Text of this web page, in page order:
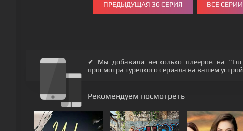
ПРЕДЫДУЩАЯ 36 СЕРИЯ ВСЕ СЕРИИ
✔ Мы добавили несколько плееров на
просмотра турецкого сериала на вашем
Рекомендуем посмотреть